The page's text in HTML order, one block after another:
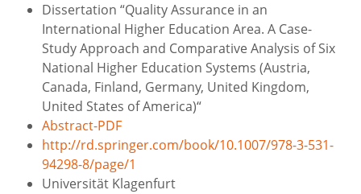
Dissertation “Quality Assurance in an
International Higher Education Area. A Case-
Study Approach and Comparative Analysis of Six
National Higher Education Systems (Austria,
Canada, Finland, Germany, United Kingdom,
United States of America)“
Abstract-PDF
http://rd.springer.com/book/10.1007/978-3-531-
94298-8/page/1
Universität Klagenfurt